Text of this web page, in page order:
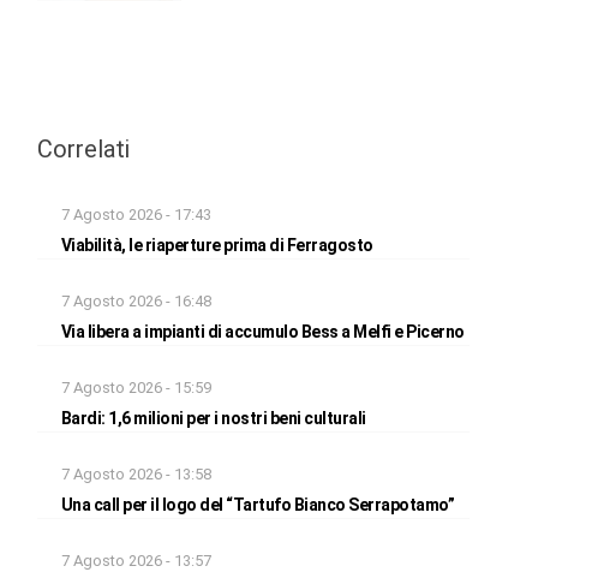
Correlati
7 Agosto 2026 - 17:43
Viabilità, le riaperture prima di Ferragosto
7 Agosto 2026 - 16:48
Via libera a impianti di accumulo Bess a Melfi e Picerno
7 Agosto 2026 - 15:59
Bardi: 1,6 milioni per i nostri beni culturali
7 Agosto 2026 - 13:58
Una call per il logo del “Tartufo Bianco Serrapotamo”
7 Agosto 2026 - 13:57